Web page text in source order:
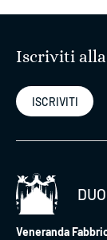
Iscriviti
ISCRIVITI
Veneranda